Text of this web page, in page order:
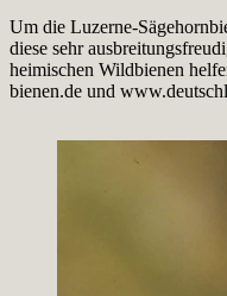
Um die Luzerne-
diese sehr
heimischen Wildbienen
bienen.de und